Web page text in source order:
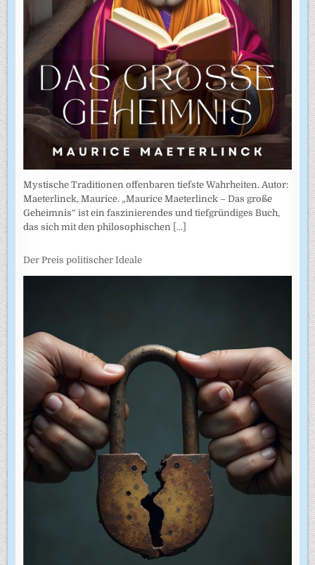
Mystische Traditionen offenbaren tiefste Wahrheiten. Autor:
Maeterlinck, Maurice. „Maurice Maeterlinck – Das große
Geheimnis“ ist ein faszinierendes und tiefgründiges Buch,
das sich mit den philosophischen [...]
Der Preis politischer Ideale